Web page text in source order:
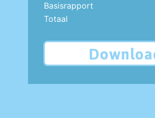
Basisrapport
Totaal